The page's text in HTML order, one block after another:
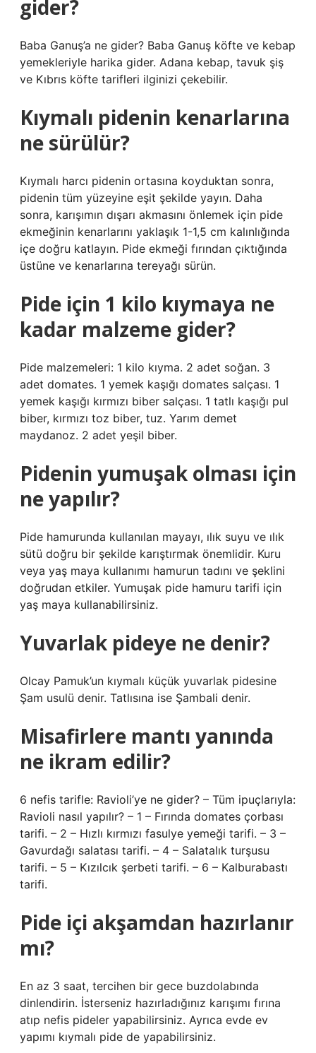
gider?
Baba Ganuş’a ne gider? Baba Ganuş köfte ve kebap
yemekleriyle harika gider. Adana kebap, tavuk şiş
ve Kıbrıs köfte tarifleri ilginizi çekebilir.
Kıymalı pidenin kenarlarına
ne sürülür?
Kıymalı harcı pidenin ortasına koyduktan sonra,
pidenin tüm yüzeyine eşit şekilde yayın. Daha
sonra, karışımın dışarı akmasını önlemek için pide
ekmeğinin kenarlarını yaklaşık 1-1,5 cm kalınlığında
içe doğru katlayın. Pide ekmeği fırından çıktığında
üstüne ve kenarlarına tereyağı sürün.
Pide için 1 kilo kıymaya ne
kadar malzeme gider?
Pide malzemeleri: 1 kilo kıyma. 2 adet soğan. 3
adet domates. 1 yemek kaşığı domates salçası. 1
yemek kaşığı kırmızı biber salçası. 1 tatlı kaşığı pul
biber, kırmızı toz biber, tuz. Yarım demet
maydanoz. 2 adet yeşil biber.
Pidenin yumuşak olması için
ne yapılır?
Pide hamurunda kullanılan mayayı, ılık suyu ve ılık
sütü doğru bir şekilde karıştırmak önemlidir. Kuru
veya yaş maya kullanımı hamurun tadını ve şeklini
doğrudan etkiler. Yumuşak pide hamuru tarifi için
yaş maya kullanabilirsiniz.
Yuvarlak pideye ne denir?
Olcay Pamuk’un kıymalı küçük yuvarlak pidesine
Şam usulü denir. Tatlısına ise Şambali denir.
Misafirlere mantı yanında
ne ikram edilir?
6 nefis tarifle: Ravioli’ye ne gider? – Tüm ipuçlarıyla:
Ravioli nasıl yapılır? – 1 – Fırında domates çorbası
tarifi. – 2 – Hızlı kırmızı fasulye yemeği tarifi. – 3 –
Gavurdağı salatası tarifi. – 4 – Salatalık turşusu
tarifi. – 5 – Kızılcık şerbeti tarifi. – 6 – Kalburabastı
tarifi.
Pide içi akşamdan hazırlanır
mı?
En az 3 saat, tercihen bir gece buzdolabında
dinlendirin. İsterseniz hazırladığınız karışımı fırına
atıp nefis pideler yapabilirsiniz. Ayrıca evde ev
yapımı kıymalı pide de yapabilirsiniz.